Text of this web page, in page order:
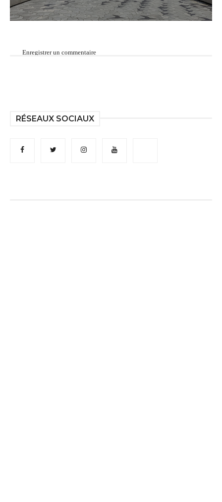
Enregistrer un commentaire
RÉSEAUX SOCIAUX